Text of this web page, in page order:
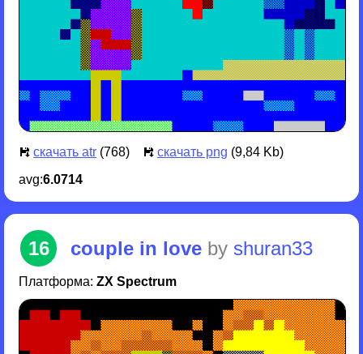
скачать atr (768) скачать png (9,84 Kb)
avg:6.0714
16 couple in love by shuran33
Платформа: ZX Spectrum